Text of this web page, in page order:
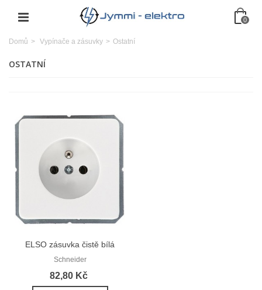
0
Domů > Vypínače a zásuvky > Ostatní
OSTATNÍ
ELSO zásuvka čistě bílá
215504
Schneider
82,80 Kč